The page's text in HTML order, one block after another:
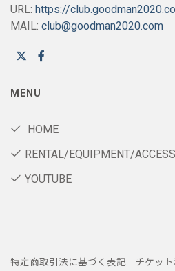
URL: https://
MAIL: club@goodman2020.com
MENU
HOME
RENTAL/EQUIPMENT/ACCESS
YOUTUBE
特定商取引法に基づく表記 チケッ